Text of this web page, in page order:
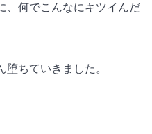
、何でこんなにキツイんだ
ちていきました。